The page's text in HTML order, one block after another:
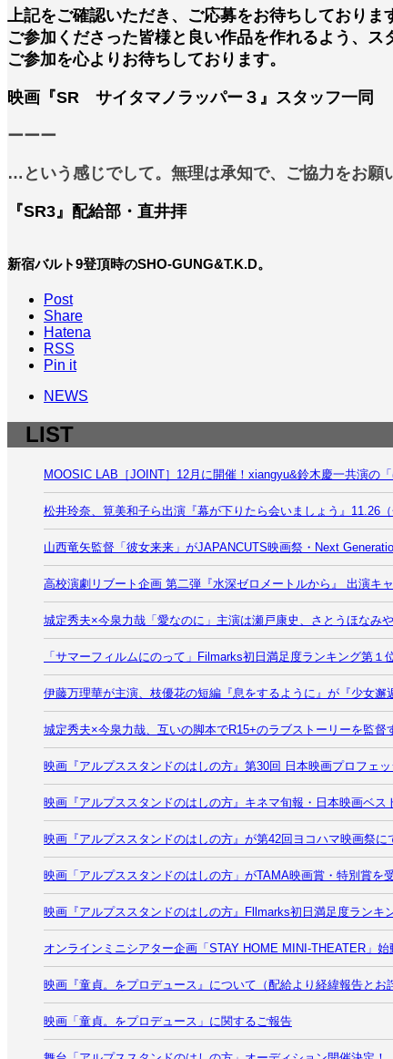
上記をご確認いただき、ご応募をお待ちしておりま
ご参加くださった皆様と良い作品を作れるよう、ス
ご参加を心よりお待ちしております。
映画『SR サイタマノラッパー３』スタッフ一同
ーーー
…という感じでして。無理は承知で、ご協力をお
『SR3』配給部・直井拝
新宿バルト9登頂時のSHO-GUNG&T.K.D。
Post
Share
Hatena
RSS
Pin it
NEWS
LIST
MOOSIC LAB［JOINT］12月に開催！xiangyu&鈴木慶一共演の
松井玲奈、筧美和子ら出演『幕が下りたら会いましょう』11.26
山西竜矢監督「彼女来来」がJAPANCUTS映画祭・Next
高校演劇リブート企画 第二弾『水深ゼロメートルから』 出演キ
城定秀夫×今泉力哉「愛なのに」主演は瀬戸康史、さとうほなみ
「サマーフィルムにのって」Filmarks初日満足度ランキング第
伊藤万理華が主演、枝優花の短編『息をするように』が『少女邂
城定秀夫×今泉力哉、互いの脚本でR15+のラブストーリーを監督
映画『アルプススタンドのはしの方』第30回 日本映画プロフェ
映画『アルプススタンドのはしの方』キネマ旬報・日本映画ベス
映画『アルプススタンドのはしの方』が第42回ヨコハマ映画祭
映画「アルプススタンドのはしの方」がTAMA映画賞・特別賞を
映画『アルプススタンドのはしの方』Fllmarks初日満足度ランキ
オンラインミニシアター企画「STAY HOME MINI-THEATER」始
映画『童貞。をプロデュース』について（配給より経緯報告とお
映画「童貞。をプロデュース」に関するご報告